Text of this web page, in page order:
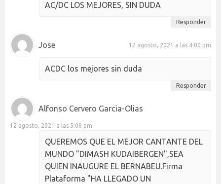
AC/DC LOS MEJORES, SIN DUDA
Responder
Jose 12 agosto, 2021 a las 4:00 pm
ACDC los mejores sin duda
Responder
Alfonso Cervero Garcia-Olias
12 agosto, 2021 a las 5:08 pm
QUEREMOS QUE EL MEJOR CANTANTE DEL
MUNDO "DIMASH KUDAIBERGEN",SEA
QUIEN INAUGURE EL BERNABEU.Firma
Plataforma "HA LLEGADO UN